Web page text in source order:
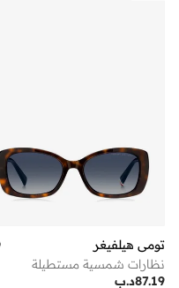
تومي هيلفيغر
نظارات شمسية مستطيلة
د.ب87.19